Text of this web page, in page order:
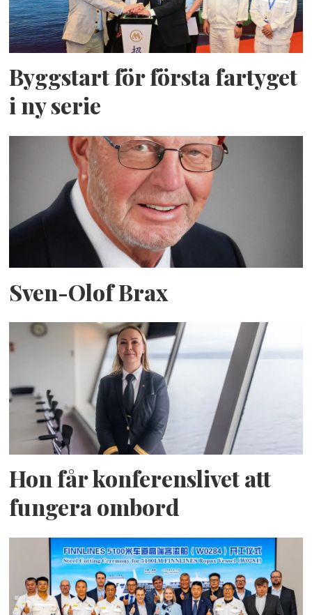
Byggstart för första fartyget
i ny serie
Sven-Olof Brax
Hon får konferenslivet att
fungera ombord